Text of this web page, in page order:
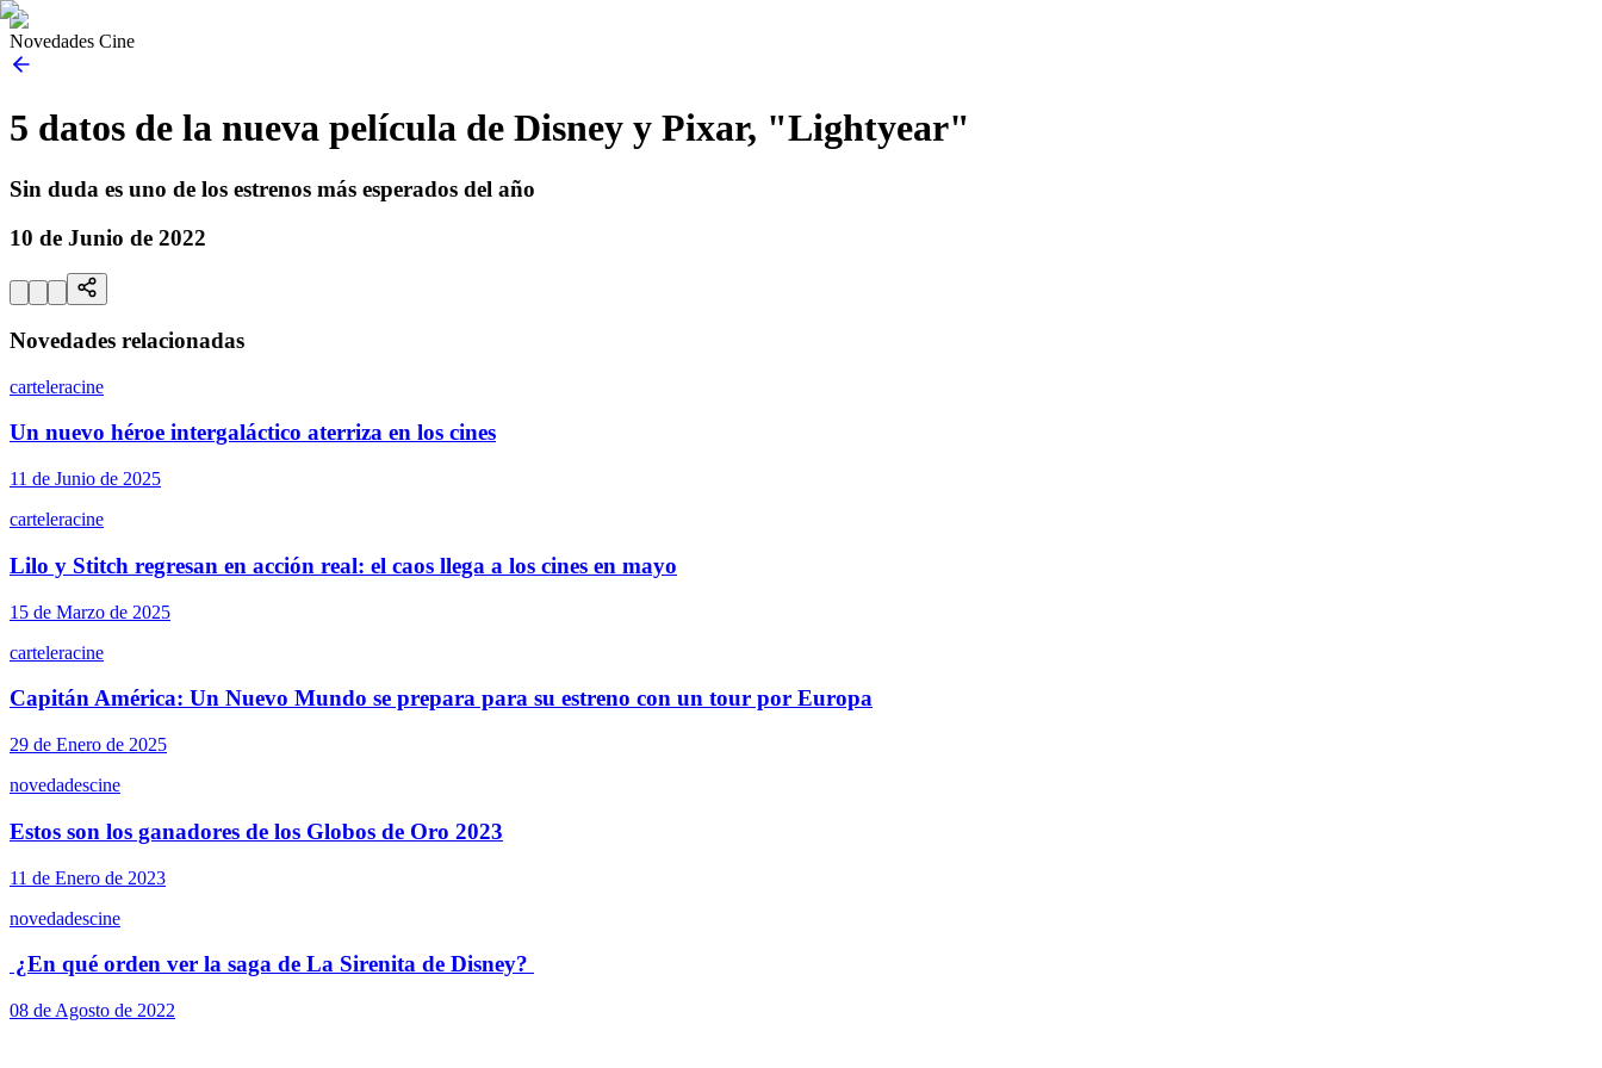
Novedades Cine
5 datos de la nueva película de Disney y Pixar, "Lightyear"
Sin duda es uno de los estrenos más esperados del año
10 de Junio de 2022
Novedades relacionadas
carteleracine
Un nuevo héroe intergaláctico aterriza en los cines
11 de Junio de 2025
carteleracine
Lilo y Stitch regresan en acción real: el caos llega a los cines en mayo
15 de Marzo de 2025
carteleracine
Capitán América: Un Nuevo Mundo se prepara para su estreno con un tour por Europa
29 de Enero de 2025
novedadescine
Estos son los ganadores de los Globos de Oro 2023
11 de Enero de 2023
novedadescine
¿En qué orden ver la saga de La Sirenita de Disney?
08 de Agosto de 2022